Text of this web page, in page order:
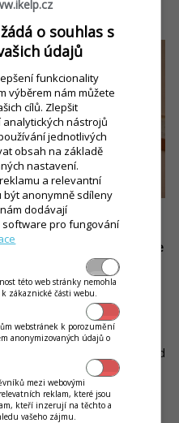
na stůl.
dobře známá i díky
Jaký systém využíváte
v Banské Štiavnici, která
objednat si jídlo online.
ničím neznámým, i
horší úrovni než dnes. Před
POS Mobile, který celou
a posunul
o souhlas s
údajů
funkcionality
výběrem nám můžete
cílů. Zlepšit
nástrojů
jednotlivých
obsah na základě
nastavení.
a relevantní
být anonymně sdíleny
dodávají
pro fungování
této web stránky nemohla
zákaznické části webu.
webstránek k porozumění
anonymizovaných údajů o
mezi webovými
reklam, které jsou
kteří inzerují na těchto a
vašeho zájmu.